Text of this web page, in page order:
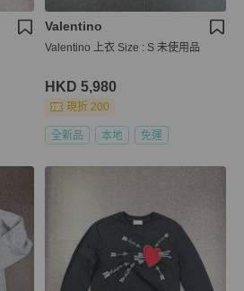
Valentino
Valentino 上衣 Size : S 未使用品
HKD 5,980
現折 200
全新品 本地 免運